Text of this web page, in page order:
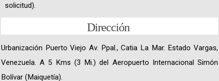
solicitud).
Dirección
Urbanización Puerto Viejo Av. Ppal., Catia La Mar. Estado Vargas,
Venezuela. A 5 Kms (3 Mi.) del Aeropuerto Internacional Simón
Bolívar (Maiquetía).